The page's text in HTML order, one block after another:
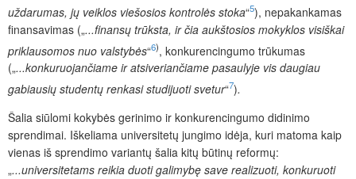
uždarumas, jų veiklos viešosios kontrolės stoka“5), nepakankamas
finansavimas („...finansų trūksta, ir čia aukštosios mokyklos visiškai
priklausomos nuo valstybės“6), konkurencingumo trūkumas
(„...konkuruojančiame ir atsiveriančiame pasaulyje vis daugiau
gabiausių studentų renkasi studijuoti svetur“7).
Šalia siūlomi kokybės gerinimo ir konkurencingumo didinimo
sprendimai. Iškeliama universitetų jungimo idėja, kuri matoma kaip
vienas iš sprendimo variantų šalia kitų būtinų reformų:
„...universitetams reikia duoti galimybę save realizuoti, konkuruoti